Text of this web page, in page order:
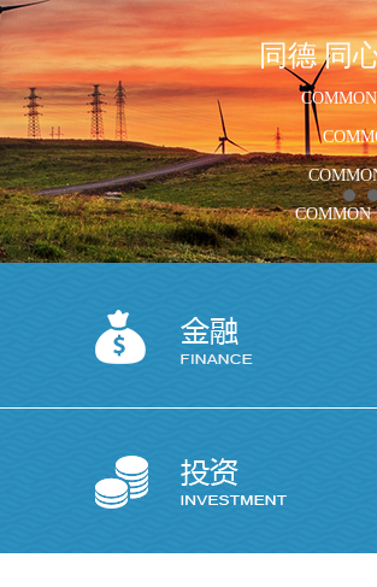
同德 同
COMMON
防患于未“燃” 平安永相伴